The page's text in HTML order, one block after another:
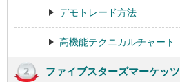
デモトレード方法
高機能テクニカルチャート
ファイブスターズマーケッツ